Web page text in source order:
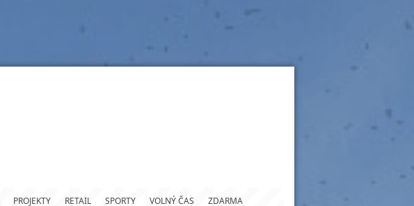
PROJEKTY RETAIL SPORTY VOLNÝ ČAS ZDARMA